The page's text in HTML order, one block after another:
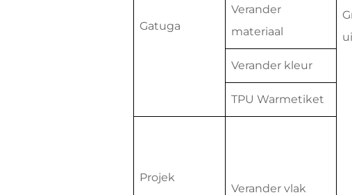
Gatuga
Verander
materiaal
Verander kleur
TPU Warmetiket
Projek
Verander vlak